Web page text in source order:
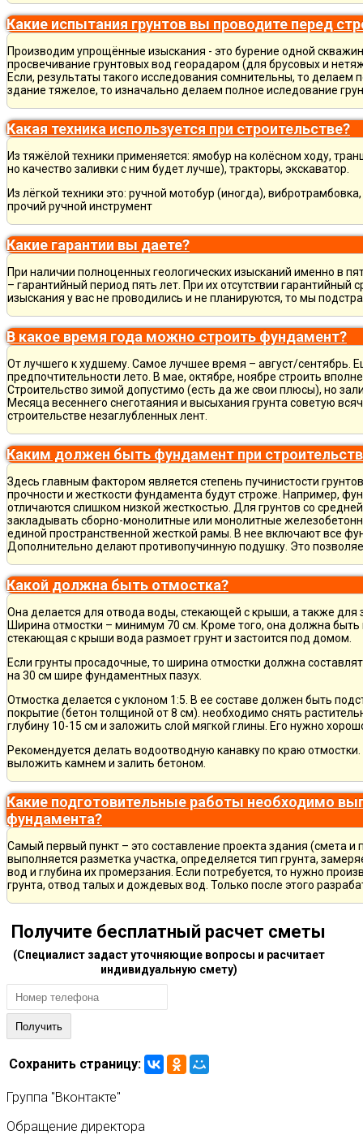
Какие испытания грунтов вы проводите перед
Производим упрощённые изыскания - это бурение одной
просвечивание грунтовых вод георадаром (для брусовых и
Если, результаты такого исследования сомнительны, то
здание тяжелое, то изначально делаем полное иследование
Какая техника используется при строительстве?
Из тяжёлой техники применяется: ямобур на колёсном ходу,
но качество заливки с ним будет лучше), тракторы, экскаватор.
Из лёгкой техники это: ручной мотобур (иногда),
прочий ручной инструмент
Какие гарантии вы даете?
При наличии полноценных геологических изысканий именно в
– гарантийный период пять лет. При их отсутствии гарантийный
изыскания у вас не проводились и не планируются, то мы
В какое время года можно строить фундамент?
От лучшего к худшему. Самое лучшее время – август/сентябрь.
предпочтительности лето. В мае, октябре, ноябре строить
Строительство зимой допустимо (есть да же свои плюсы), но
Месяца весеннего снеготаяния и высыхания грунта советую
строительстве незаглубленных лент.
Каким должен быть фундамент при
Здесь главным фактором является степень пучинистости
прочности и жесткости фундамента будут строже. Например,
отличаются слишком низкой жесткостью. Для грунтов со
закладывать сборно-монолитные или монолитные
единой пространственной жесткой рамы. В нее включают все
Дополнительно делают противопучинную подушку. Это
Какой должна быть отмостка?
Она делается для отвода воды, стекающей с крыши, а также для
Ширина отмостки – минимум 70 см. Кроме того, она должна быть
стекающая с крыши вода размоет грунт и застоится под домом.
Если грунты просадочные, то ширина отмостки должна
на 30 см шире фундаментных пазух.
Отмостка делается с уклоном 1:5. В ее составе должен быть
покрытие (бетон толщиной от 8 см). необходимо снять
глубину 10-15 см и заложить слой мягкой глины. Его нужно
Рекомендуется делать водоотводную канавку по краю
выложить камнем и залить бетоном.
Какие подготовительные работы необходимо
фундамента?
Самый первый пункт – это составление проекта здания (смета
выполняется разметка участка, определяется тип грунта,
вод и глубина их промерзания. Если потребуется, то нужно
грунта, отвод талых и дождевых вод. Только после этого
Получите бесплатный расчет сметы
(Специалист задаст уточняющие вопросы и расчитает
индивидуальную смету)
Сохранить страницу:
Группа "Вконтакте"
Обращение директора